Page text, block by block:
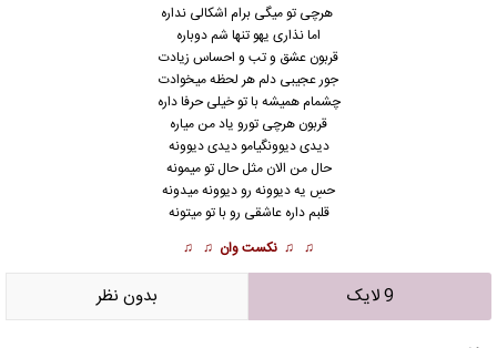
هرچی تو میگی برام اشکالی نداره
اما نذاری یهو تنها شم دوباره
قربون عشق و تب و احساس زیادت
جور عجیبی دلم هر لحظه میخوادت
چشمام همیشه با تو خیلی حرفا داره
قربون هرچی تورو یاد من میاره
دیدی دیوونگیامو دیدی دیوونه
حال من الان مثل حال تو میمونه
حسِ یه دیوونه رو دیوونه میدونه
قلبم داره عاشقی رو با تو میتونه
♫ ♫ نکست وان ♫ ♫
9 لایک بدون نظر